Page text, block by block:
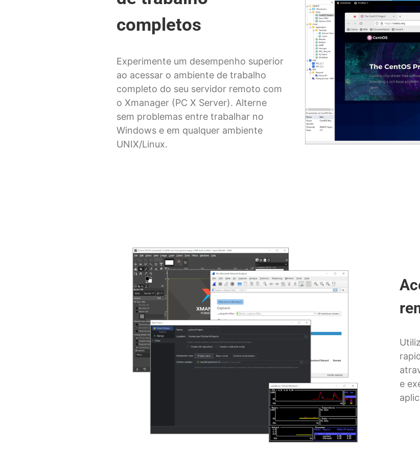
completos
Experimente um desempenho superior
ao acessar o ambiente de trabalho
completo do seu servidor remoto com
o Xmanager (PC X Server). Alterne
sem problemas entre trabalhar no
Windows e em qualquer ambiente
UNIX/Linux.
e